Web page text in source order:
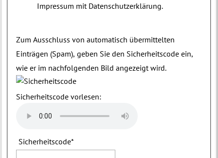
Impressum mit Datenschutzerklärung.
Zum Ausschluss von automatisch übermittelten
Einträgen (Spam), geben Sie den Sicherheitscode ein,
wie er im nachfolgenden Bild angezeigt wird.
Sicherheitscode vorlesen:
Sicherheitscode*